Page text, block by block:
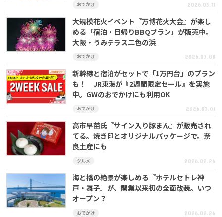
おでかけ 2026.03.11
大規模花火イベント『万博花火大会』が楽し
める「宿泊・日帰りBBQプラン」が販売中。
大阪・うみテラス二色の浜
おでかけ 2026.03.08
新幹線と宿泊がセットで「1万円台」のプラン
も！ JR東海が『2週間限定セール』を実施
中。GWのおでかけにも利用OK
おでかけ 2026.03.01
高市早苗氏『サイン入り豚まん』が販売され
てる。焼き印とオリジナルパッケージで。奈
良土産にも
グルメ 2026.02.26
海と橋の絶景が楽しめる『ホテルセトレ神
戸・舞子』が、開業以来初の全面改装。いつ
オープン？
おでかけ 2026.02.26